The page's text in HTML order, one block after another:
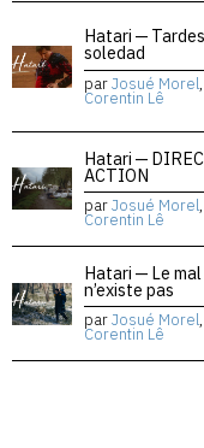
Hatari —
soledad
parJosué Morel,
Corentin Lê
Hatari —
ACTION
parJosué Morel,
Corentin Lê
Hatari — Le mal
n’existe pas
parJosué Morel,
Corentin Lê